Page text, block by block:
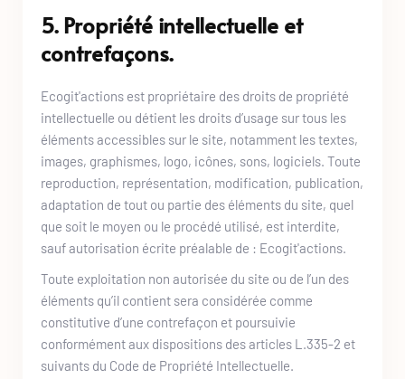
5. Propriété intellectuelle et
contrefaçons.
Ecogit'actions est propriétaire des droits de propriété
intellectuelle ou détient les droits d’usage sur tous les
éléments accessibles sur le site, notamment les textes,
images, graphismes, logo, icônes, sons, logiciels. Toute
reproduction, représentation, modification, publication,
adaptation de tout ou partie des éléments du site, quel
que soit le moyen ou le procédé utilisé, est interdite,
sauf autorisation écrite préalable de : Ecogit'actions
Toute exploitation non autorisée du site ou de l’un des
éléments qu’il contient sera considérée comme
constitutive d’une contrefaçon et poursuivie
conformément aux dispositions des articles L.335-2 et
suivants du Code de Propriété Intellectuelle.